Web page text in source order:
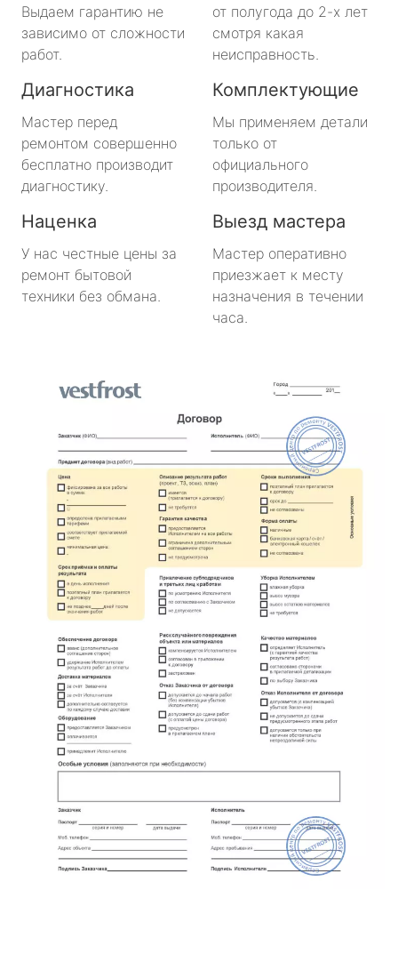
Выдаем гарантию не
зависимо от сложности
работ.
от полугода до 2-х лет
смотря какая
неисправность.
Диагностика
Мастер перед
ремонтом совершенно
бесплатно производит
диагностику.
Комплектующие
Мы применяем детали
только от
официального
производителя.
Наценка
У нас честные цены за
ремонт бытовой
техники без обмана.
Выезд мастера
Мастер оперативно
приезжает к месту
назначения в течении
часа.